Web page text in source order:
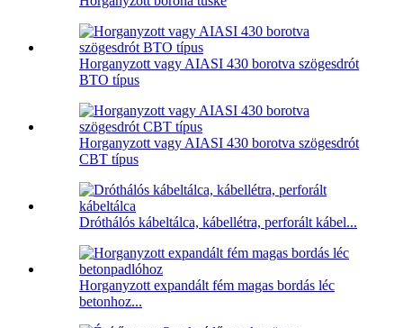
Horganyzott vagy AIASI 430 borotva szögesdrót
BTO típus
Horganyzott vagy AIASI 430 borotva szögesdrót
CBT típus
Dróthálós kábeltálca, kábellétra, perforált kábel...
Horganyzott expandált fém magas bordás léc
betonhoz...